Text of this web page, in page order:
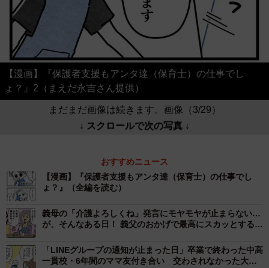
【漫画】『保護者支援もアンタ達（保育士）の仕事でし
ょ？』2（まえだ永吉さん提供）
まだまだ画像は続きます。画像（3/29）
↓ スクロールで次の写真 ↓
おすすめニュース
【漫画】『保護者支援もアンタ達（保育士）の仕事でし
ょ？』（全編を読む）
義母の「介護よろしくね」発言にモヤモヤが止まらない…
が、そんなある日！ 義父のおかげで最高にスカッとする出
「LINEグループの通知が止まった日」卒業で終わった中高
一貫校・6年間のママ友付き合い 交わされなかった大学